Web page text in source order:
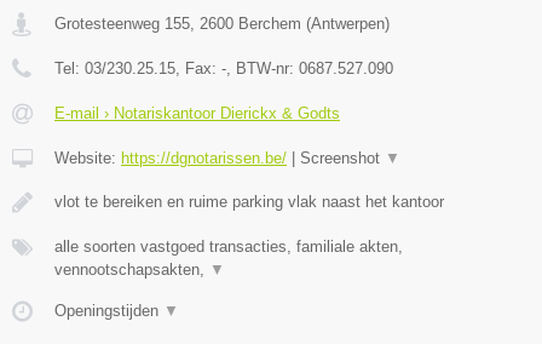
Grotesteenweg 155 2600 Berchem (Antwerpen)
Tel: 03/230.25.15 , Fax: - , BTW-nr: 0687.527.090
E-mail › Notariskantoor Dierickx & Godts
Website: https://dgnotarissen.be/ Screenshot ▼
vlot te bereiken en ruime parking vlak naast het kantoor
alle soorten vastgoed transacties, familiale akten,
vennootschapsakten,
▼
Openingstijden ▼